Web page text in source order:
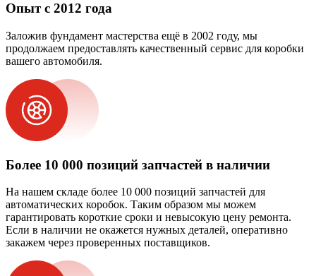
Опыт с 2012 года
Заложив фундамент мастерства ещё в 2002 году, мы
продолжаем предоставлять качественный сервис для коробки
вашего автомобиля.
Более 10 000 позиций запчастей в наличии
На нашем складе более 10 000 позиций запчастей для
автоматических коробок. Таким образом мы можем
гарантировать короткие сроки и невысокую цену ремонта.
Если в наличии не окажется нужных деталей, оперативно
закажем через проверенных поставщиков.